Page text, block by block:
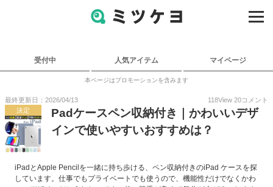
受付中 人気アイテム マイページ
本ページはプロモーションを含みます
最終更新日：2026/04/13 118View 20コメント
決定
Padケースペン収納付き｜かわいいデザ
インで使いやすいおすすめは？
iPadとApple Pencilを一緒に持ち歩ける、ペン収納付きのiPad ケースを探
しています。仕事でもプライベートでも使うので、機能性だけでなくかわ